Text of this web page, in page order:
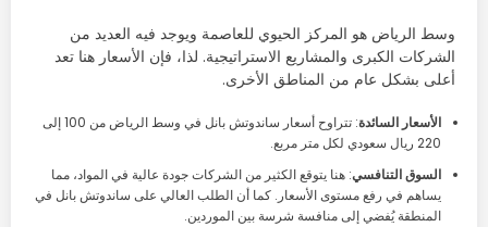
وسط الرياض هو المركز الحيوي للعاصمة ويوجد فيه العديد من
الشركات الكبرى والمشاريع الاستراتيجية. لذا، فإن الأسعار هنا تعد
أعلى بشكل عام من المناطق الأخرى.
الأسعار السائدة
: تتراوح أسعار ساندوتش بانل في وسط الرياض من 100 إلى
220 ريال سعودي لكل متر مربع.
السوق التنافسي: هنا يتوقع الكثير من الشركات جودة عالية في المواد، مما
يساهم في رفع مستوى الأسعار. كما أن الطلب العالي على ساندوتش بانل في
المنطقة يُفضي إلى منافسة شرسة بين الموردين.